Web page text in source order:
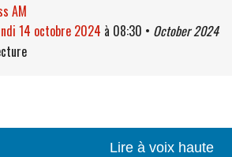
AM
14 octobre 2024 à 08:30 • October 2024
Lire à voix haute